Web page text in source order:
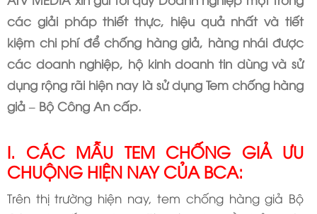
các giải pháp thiết thực, hiệu quả nhất và tiết
kiệm chi phí để chống hàng giả, hàng nhái được
các doanh nghiệp, hộ kinh doanh tin dùng và sử
dụng rộng rãi hiện nay là sử dụng Tem chống hàng
giả – Bộ Công An cấp.
I. CÁC MẪU TEM CHỐNG GIẢ ƯU
CHUỘNG HIỆN NAY CỦA BCA:
Trên thị trường hiện nay, tem chống hàng giả Bộ